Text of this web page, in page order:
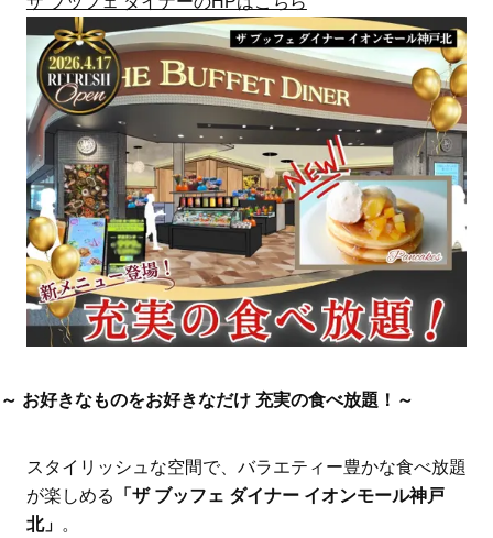
～ お好きなものをお好きなだけ 充実の食べ放題！～
スタイリッシュな空間で、バラエティー豊かな食べ放題
が楽しめる
「ザ ブッフェ ダイナー イオンモール神戸
北」 。